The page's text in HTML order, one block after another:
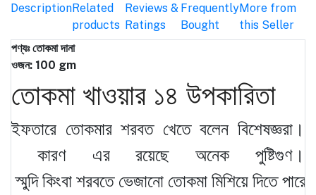
DescriptionRelated
products
Reviews &
Ratings
Frequently
Bought
More from
this Seller
পণ্যঃ তোকমা দানা
ওজন: 100 gm
তোকমা খাওয়ার ১৪ উপকারিতা
ইফতারে তোকমার শরবত খেতে বলেন বিশেষজ্ঞরা।
কারণ এর রয়েছে অনেক পুষ্টিগুণ।
স্মুদি কিংবা শরবতে ভেজানো তোকমা মিশিয়ে দিতে